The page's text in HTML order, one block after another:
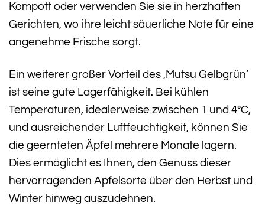
Kompott oder verwenden Sie sie in herzhaften
Gerichten, wo ihre leicht säuerliche Note für eine
angenehme Frische sorgt.
Ein weiterer großer Vorteil des ‚Mutsu Gelbgrün‘
ist seine gute Lagerfähigkeit. Bei kühlen
Temperaturen, idealerweise zwischen 1 und 4°C,
und ausreichender Luftfeuchtigkeit, können Sie
die geernteten Äpfel mehrere Monate lagern.
Dies ermöglicht es Ihnen, den Genuss dieser
hervorragenden Apfelsorte über den Herbst und
Winter hinweg auszudehnen.